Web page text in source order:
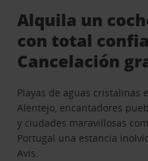
Alquila un
con total
Cancelación
Playas de aguas cristalinas
Alentejo, encantadores
y ciudades maravillosas
Portugal una estancia
Avis.